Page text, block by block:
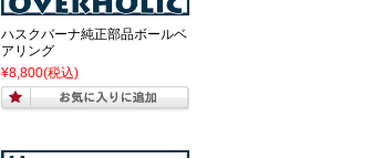
ハスクバーナ純正部品ボールベ
アリング
¥8,800(税込)